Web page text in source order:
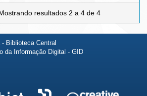
resultados 2 a 4 de 4
Biblioteca Central
da Informação Digital - GID